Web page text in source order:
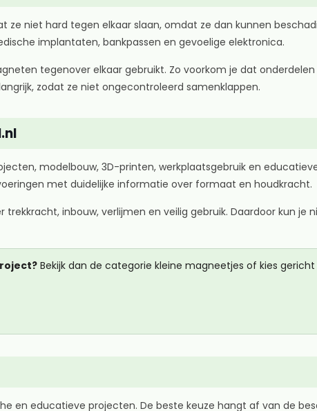
niet hard tegen elkaar slaan, omdat ze dan kunnen
implantaten, bankpassen en gevoelige elektronica.
tegenover elkaar gebruikt. Zo voorkom je dat
zodat ze niet ongecontroleerd samenklappen.
modelbouw, 3D-printen, werkplaatsgebruik en
met duidelijke informatie over formaat en houdkracht.
inbouw, verlijmen en veilig gebruik. Daardoor kun je
Bekijk dan de categorie kleine magneetjes of kies
en educatieve projecten. De beste keuze hangt af van de